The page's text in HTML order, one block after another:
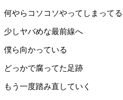
何やらコソコソやってしまってる
少しヤバめな最前線へ
僕ら向かっている
どっかで腐ってた足跡
もう一度踏み直していく